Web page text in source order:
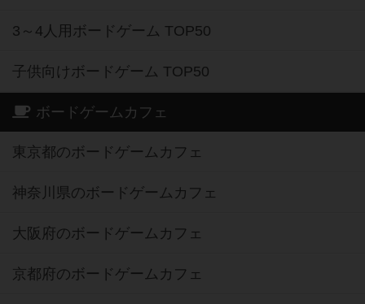
3～4人用ボードゲーム TOP50
子供向けボードゲーム TOP50
ボードゲームカフェ
東京都のボードゲームカフェ
神奈川県のボードゲームカフェ
大阪府のボードゲームカフェ
京都府のボードゲームカフェ